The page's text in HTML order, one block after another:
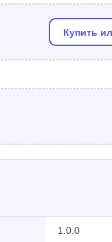
Купить
1.0.0